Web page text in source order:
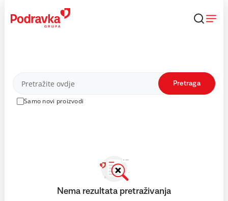
content
Proizvodi
Samo novi proizvodi
Pretraga
Nema rezultata pretraživanja